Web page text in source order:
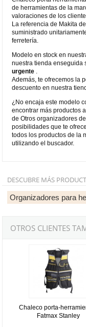
de herramientas de la
valoraciones de los
La referencia de Makita
suministrado
ferretería.
Modelo en stock en
nuestra tienda
urgente
Además, te ofrecemos la
descuento en nuestra
¿No encaja este modelo
encontrar más productos
de Otros organizadores
posibilidades que te
todos los productos de la
utilizando el buscador.
DESCUBRE MÁS
Organizadores para
OTROS CLIENTES
Chaleco porta-
Fatmax Stanley
Chaleco porta-